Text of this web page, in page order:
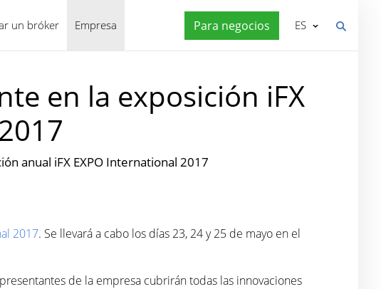
un bróker Empresa Para negocios ES
en la exposición iFX
anual iFX EXPO International 2017
2017. Se llevará a cabo los días 23, 24 y 25 de mayo en el
de la empresa cubrirán todas las innovaciones